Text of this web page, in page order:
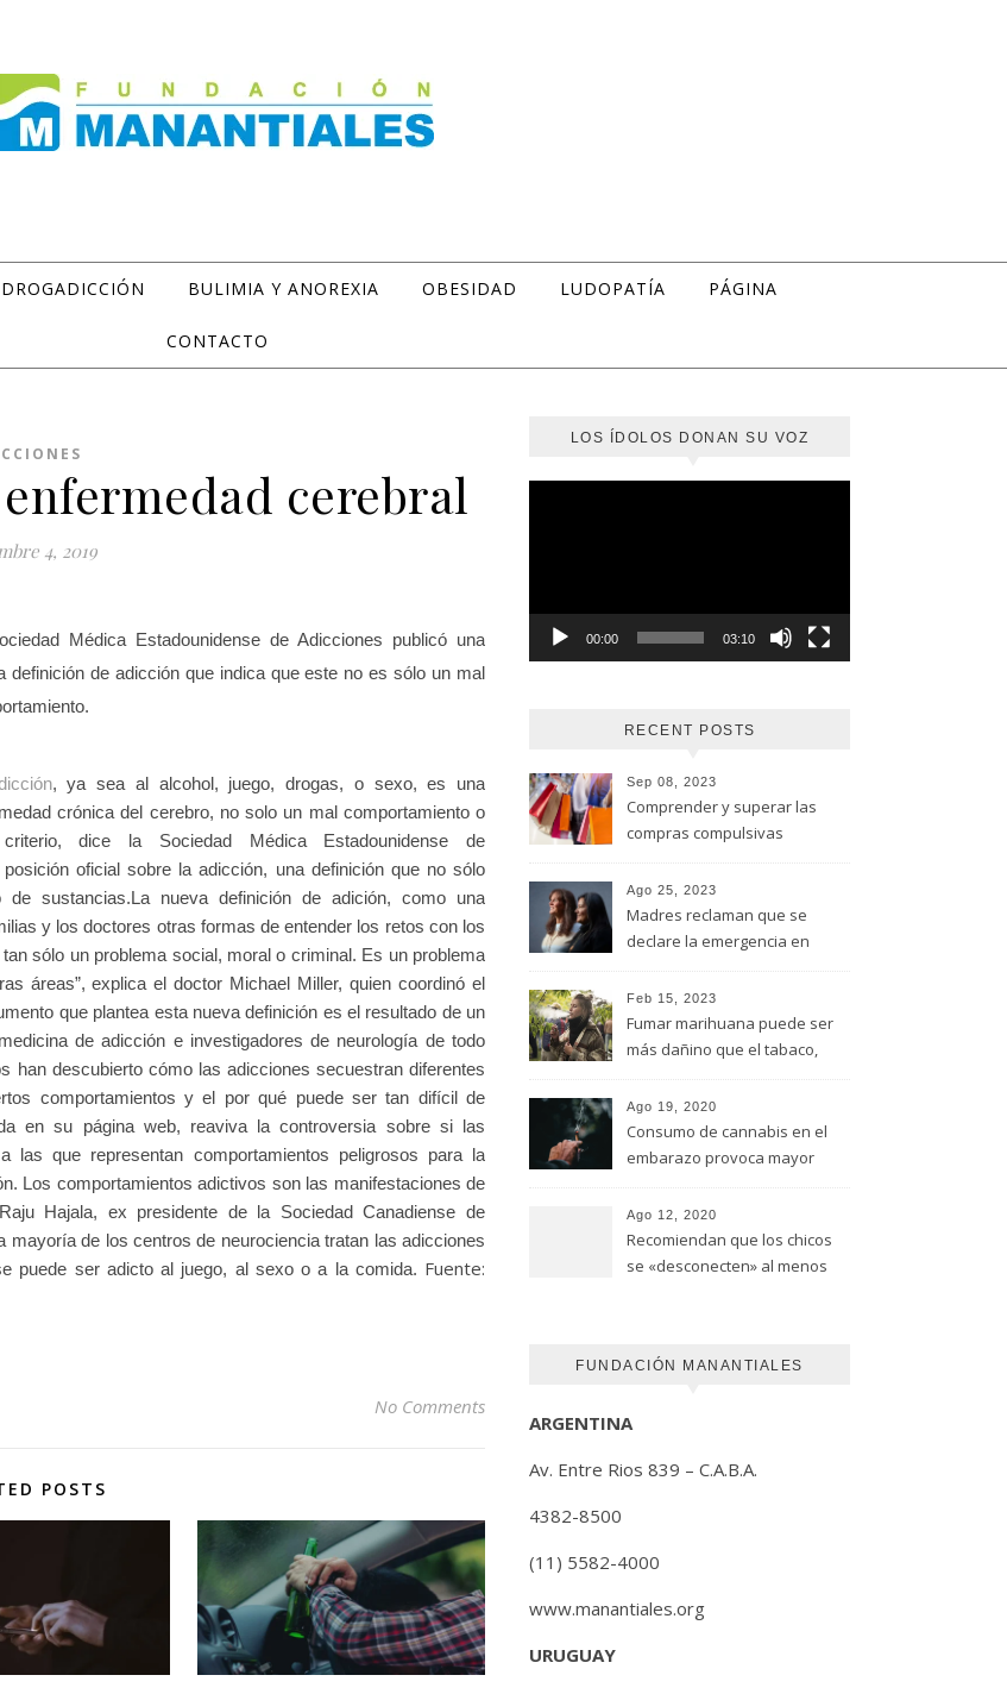
DROGADICCIÓN BULIMIA Y ANOREXIA OBESIDAD LUDOPATÍA PÁGINA
CONTACTO
cerebral
4, 2019
Médica Estadounidense de Adicciones publicó una
definición de adicción que indica que este no es sólo un mal
, ya sea al alcohol, juego, drogas, o sexo, es una
crónica del cerebro, no solo un mal comportamiento o
dice la Sociedad Médica Estadounidense de
oficial sobre la adicción, una definición que no sólo
sustancias.La nueva definición de adición, como una
y los doctores otras formas de entender los retos con los
sólo un problema social, moral o criminal. Es un problema
áreas”, explica el doctor Michael Miller, quien coordinó el
que plantea esta nueva definición es el resultado de un
de adicción e investigadores de neurología de todo
han descubierto cómo las adicciones secuestran diferentes
comportamientos y el por qué puede ser tan difícil de
en su página web, reaviva la controversia sobre si las
las que representan comportamientos peligrosos para la
Los comportamientos adictivos son las manifestaciones de
Hajala, ex presidente de la Sociedad Canadiense de
de los centros de neurociencia tratan las adicciones
puede ser adicto al juego, al sexo o a la comida. Fuente:
No Comments
POSTS
LOS ÍDOLOS DONAN SU VOZ
00:00 03:10
RECENT POSTS
Sep 08, 2023
Comprender y superar las
compras compulsivas
Ago 25, 2023
Madres reclaman que se
declare la emergencia en
Feb 15, 2023
Fumar marihuana puede ser
más dañino que el tabaco,
Universidad de Ottawa
Ago 19, 2020
Consumo de cannabis en el
embarazo provoca mayor
(FUNDACION MANANTIALES)
Ago 12, 2020
Recomiendan que los chicos
se «desconecten» al menos
FUNDACIÓN MANANTIALES
ARGENTINA
Av. Entre Rios 839 – C.A.B.A.
4382-8500
(11) 5582-4000
www.manantiales.org
URUGUAY